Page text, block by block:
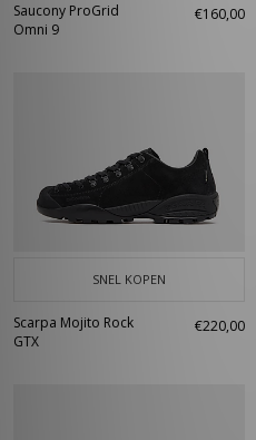
Saucony ProGrid
Omni 9
€160,00
SNEL KOPEN
Scarpa Mojito Rock
GTX
€220,00